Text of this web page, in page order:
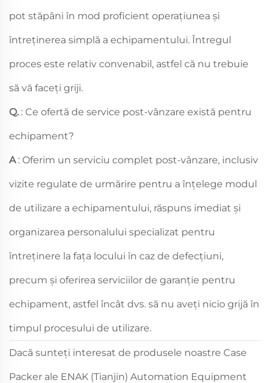
pot stăpâni în mod proficient operațiunea și
întreținerea simplă a echipamentului. Întregul
proces este relativ convenabil, astfel că nu trebuie
să vă faceți griji.
Q. : Ce ofertă de service post-vânzare există pentru
echipament?
A : Oferim un serviciu complet post-vânzare, inclusiv
vizite regulate de urmărire pentru a înțelege modul
de utilizare a echipamentului, răspuns imediat și
organizarea personalului specializat pentru
întreținere la fața locului în caz de defecțiuni,
precum și oferirea serviciilor de garanție pentru
echipament, astfel încât dvs. să nu aveți nicio grijă în
timpul procesului de utilizare.
Dacă sunteți interesat de produsele noastre Case
Packer ale ENAK (Tianjin) Automation Equipment